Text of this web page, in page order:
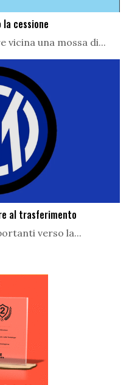
la cessione
vicina una mossa di...
al trasferimento
verso la...